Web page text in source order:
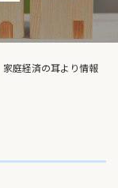
家庭経済の耳より情報